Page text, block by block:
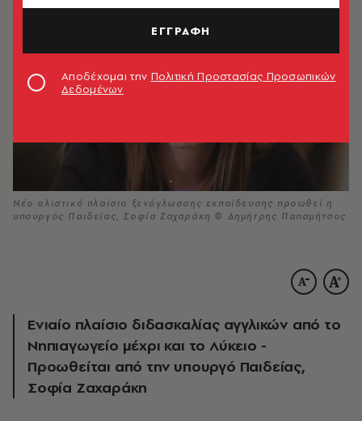
Νέο ολιστικό πλαίσιο ξενόγλωσσης εκπαίδευσης προωθεί η
υπουργός Παιδείας, Σοφία Ζαχαράκη © Δημήτρης Παπαμήτσος
Ενιαίο πλαίσιο διδασκαλίας αγγλικών από το
Νηπιαγωγείο μέχρι και το Λύκειο -
Προωθείται από την υπουργό Παιδείας,
Σοφία Ζαχαράκη
ΕΓΓΡΑΦΗ
Αποδέχομαι την Πολιτική Προστασίας Προσωπικών
Δεδομένων